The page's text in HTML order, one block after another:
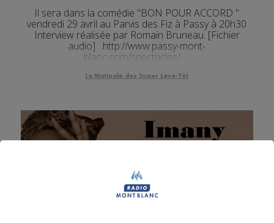
Il sera dans la comédie "BON POUR ACCORD "
vendredi 29 avril au Parvis des Fiz à Passy à 20h30
Interview réalisée par Romain Bruneau. [Fichier
audio] http://www.passy-mont-
blanc.com/spectacles/
La Matinale des Super Lève-Tôt